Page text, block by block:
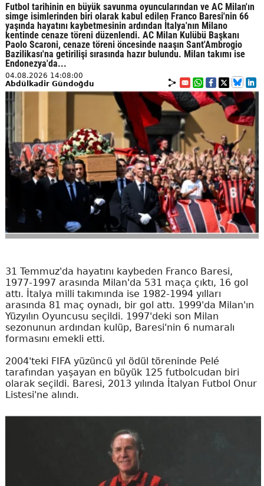
Futbol tarihinin en büyük savunma oyuncularından ve AC Milan'ın
simge isimlerinden biri olarak kabul edilen Franco Baresi'nin 66
yaşında hayatını kaybetmesinin ardından İtalya'nın Milano
kentinde cenaze töreni düzenlendi. AC Milan Kulübü Başkanı
Paolo Scaroni, cenaze töreni öncesinde naaşın Sant'Ambrogio
Bazilikası'na getirilişi sırasında hazır bulundu. Milan takımı ise
Endonezya'da...
04.08.2026 14:08:00
Abdülkadir Gündoğdu
31 Temmuz'da hayatını kaybeden Franco Baresi,
1977-1997 arasında Milan'da 531 maça çıktı, 16 gol
attı. İtalya milli takımında ise 1982-1994 yılları
arasında 81 maç oynadı, bir gol attı. 1999'da Milan'ın
Yüzyılın Oyuncusu seçildi. 1997'deki son Milan
sezonunun ardından kulüp, Baresi'nin 6 numaralı
formasını emekli etti.
2004'teki FIFA yüzüncü yıl ödül töreninde Pelé
tarafından yaşayan en büyük 125 futbolcudan biri
olarak seçildi. Baresi, 2013 yılında İtalyan Futbol Onur
Listesi'ne alındı.